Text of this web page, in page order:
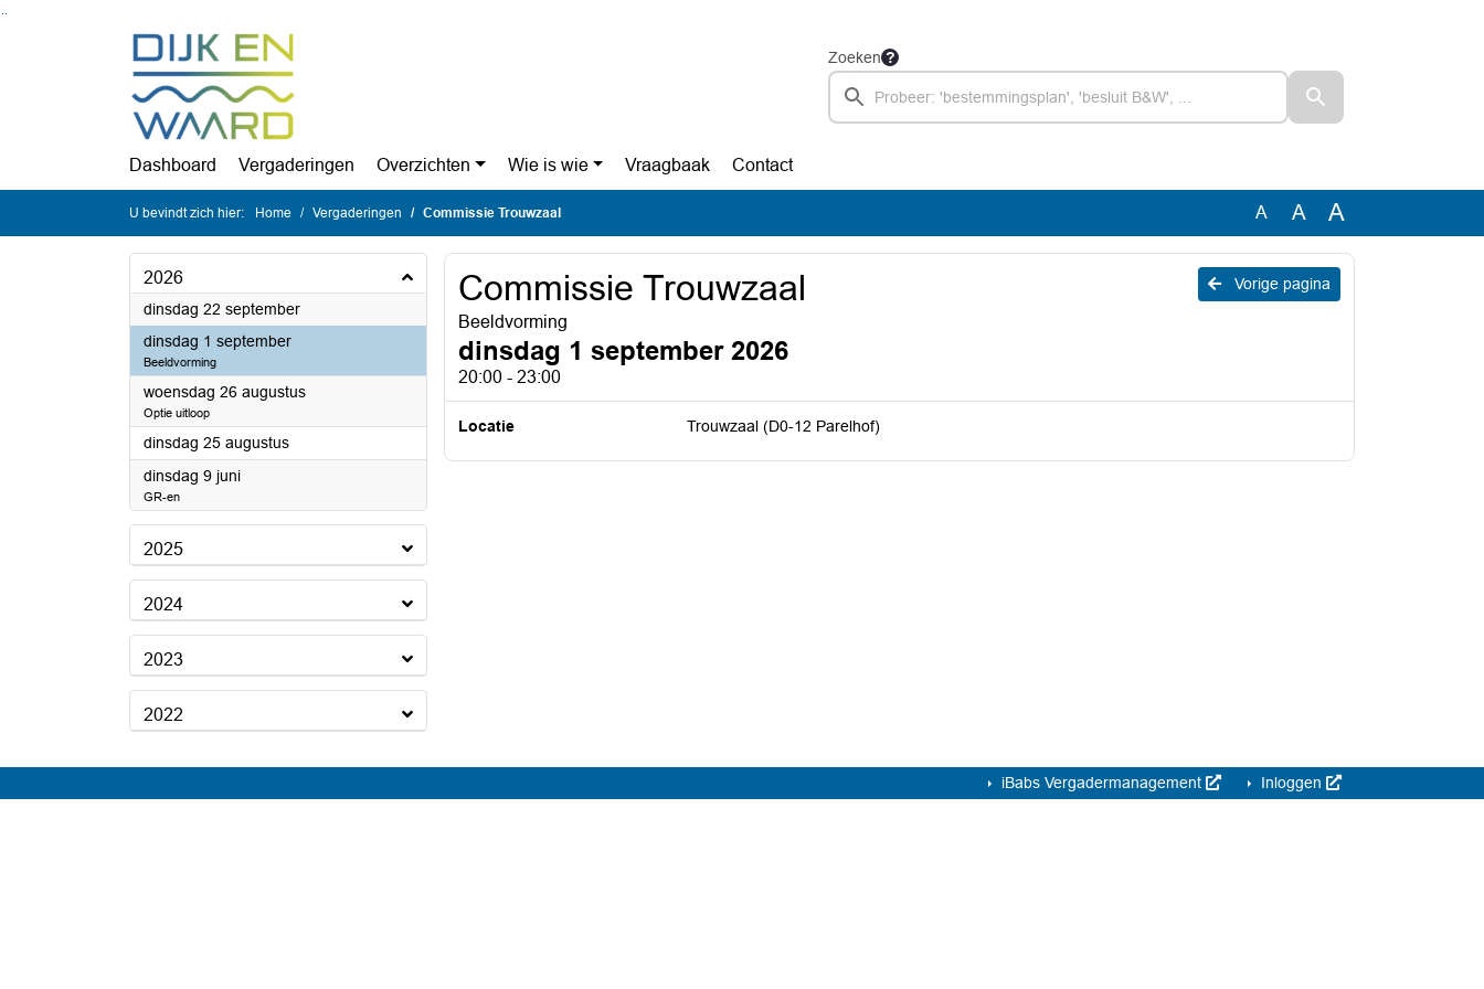
Zoeken
Dashboard Vergaderingen Overzichten Wie is wie Vraagbaak Contact
U bevindt zich hier: Home Vergaderingen Commissie Trouwzaal A A A
2026
dinsdag 22 september2026
dinsdag 1 september2026
Beeldvorming
woensdag 26 augustus2026
Optie uitloop
dinsdag 25 augustus2026
dinsdag 9 juni2026
GR-en
2025
2024
2023
2022
Vorige pagina
Commissie Trouwzaal
Beeldvorming
dinsdag 1 september 2026
20:00 - 23:00
Locatie Trouwzaal (D0-12 Parelhof)
iBabs Vergadermanagement Inloggen